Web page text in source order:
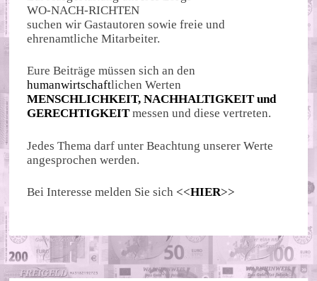
WO-NACH-RICHTEN
suchen wir Gastautoren sowie freie und
ehrenamtliche Mitarbeiter.
Eure Beiträge müssen sich an den
humanwirtschaftlichen Werten
MENSCHLICHKEIT, NACHHALTIGKEIT und
GERECHTIGKEIT messen und diese vertreten.
Jedes Thema darf unter Beachtung unserer Werte
angesprochen werden.
Bei Interesse melden Sie sich <<HIER>>